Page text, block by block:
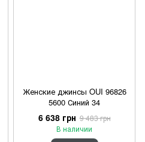
Женские джинсы OUI 96826
5600 Синий 34
6 638 грн 9 483 грн
В наличии